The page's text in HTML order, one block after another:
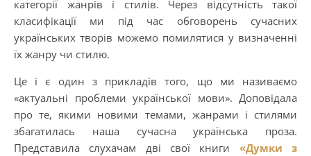
категорії жанрів і стилів. Через відсутність такої
класифікації ми під час обговорень сучасних
українських творів можемо помилятися у визначенні
їх жанру чи стилю.
Це і є один з прикладів того, що ми називаємо
«актуальні проблеми української мови». Доповідала
про те, якими новими темами, жанрами і стилями
збагатилась наша сучасна українська проза.
Представила слухачам дві свої книги «Думки з